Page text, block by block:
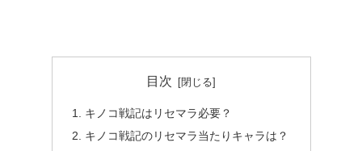
目次
キノコ戦記はリセマラ必要？
キノコ戦記のリセマラ当たりキャラは？